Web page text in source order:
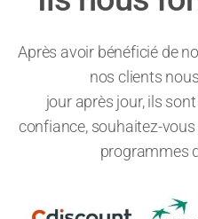
Après avoir bénéficié de
nos clients
jour après jour, ils
confiance, souhaitez-
programmes